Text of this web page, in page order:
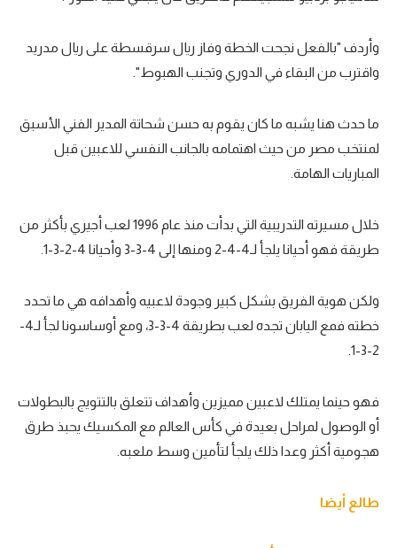
وأردف "بالفعل نجحت الخطة وفاز ريال سرقسطة على ريال مدريد
واقترب من البقاء في الدوري وتجنب الهبوط".
ما حدث هنا يشبه ما كان يقوم به حسن شحاتة المدير الفني الأسبق
لمنتخب مصر من حيث اهتمامه بالجانب النفسي للاعبين قبل
المباريات الهامة.
خلال مسيرته التدريبية التي بدأت منذ عام 1996 لعب أجيري بأكثر من
طريقة فهو أحيانا يلجأ لـ4-4-2 ومنها إلى 4-3-3 وأحيانا 4-2-3-1.
ولكن هوية الفريق بشكل كبير وجودة لاعبيه وأهدافه هي ما تحدد
خطته فمع اليابان تجده لعب بطريقة 4-3-3، ومع أوساسونا لجأ لـ4-
2-3-1.
فهو حينما يمتلك لاعبين مميزين وأهداف تتعلق بالتتويج بالبطولات
أو الوصول لمراحل بعيدة في كأس العالم مع المكسيك يحبذ طرق
هجومية أكثر وعدا ذلك يلجأ لتأمين وسط ملعبه.
طالع أيضا